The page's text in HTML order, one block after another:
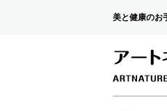
美と健康のお